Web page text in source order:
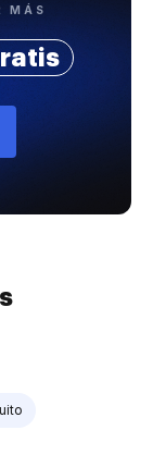
MÁS